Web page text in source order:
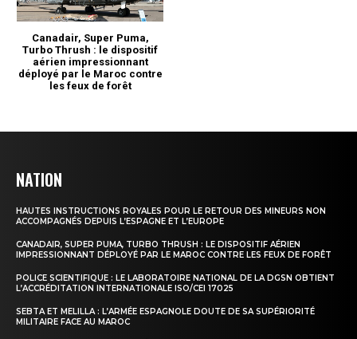
NATION
HAUTES INSTRUCTIONS ROYALES POUR LE RETOUR DES MINEURS NON
ACCOMPAGNÉS DEPUIS L’ESPAGNE ET L’EUROPE
CANADAIR, SUPER PUMA, TURBO THRUSH : LE DISPOSITIF AÉRIEN
IMPRESSIONNANT DÉPLOYÉ PAR LE MAROC CONTRE LES FEUX DE FORÊT
POLICE SCIENTIFIQUE : LE LABORATOIRE NATIONAL DE LA DGSN OBTIENT
L’ACCRÉDITATION INTERNATIONALE ISO/CEI 17025
SEBTA ET MELILLA : L’ARMÉE ESPAGNOLE DOUTE DE SA SUPÉRIORITÉ
MILITAIRE FACE AU MAROC